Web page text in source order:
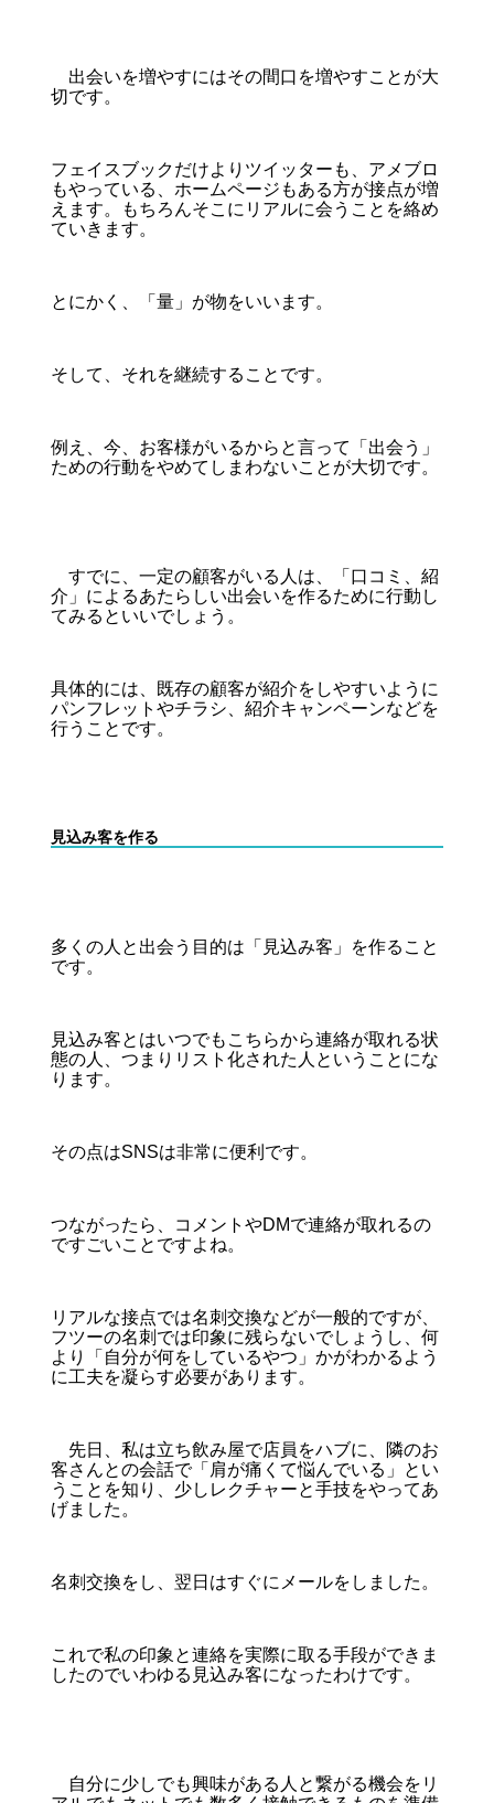
出会いを増やすにはその間口を増やすことが大
切です。
フェイスブックだけよりツイッターも、アメブロ
もやっている、ホームページもある方が接点が増
えます。もちろんそこにリアルに会うことを絡め
ていきます。
とにかく、「量」が物をいいます。
そして、それを継続することです。
例え、今、お客様がいるからと言って「出会う」
ための行動をやめてしまわないことが大切です。
すでに、一定の顧客がいる人は、「口コミ、紹
介」によるあたらしい出会いを作るために行動し
てみるといいでしょう。
具体的には、既存の顧客が紹介をしやすいように
パンフレットやチラシ、紹介キャンペーンなどを
行うことです。
見込み客を作る
多くの人と出会う目的は「見込み客」を作ること
です。
見込み客とはいつでもこちらから連絡が取れる状
態の人、つまりリスト化された人ということにな
ります。
その点はSNSは非常に便利です。
つながったら、コメントやDMで連絡が取れるの
ですごいことですよね。
リアルな接点では名刺交換などが一般的ですが、
フツーの名刺では印象に残らないでしょうし、何
より「自分が何をしているやつ」かがわかるよう
に工夫を凝らす必要があります。
先日、私は立ち飲み屋で店員をハブに、隣のお
客さんとの会話で「肩が痛くて悩んでいる」とい
うことを知り、少しレクチャーと手技をやってあ
げました。
名刺交換をし、翌日はすぐにメールをしました。
これで私の印象と連絡を実際に取る手段ができま
したのでいわゆる見込み客になったわけです。
自分に少しでも興味がある人と繋がる機会をリ